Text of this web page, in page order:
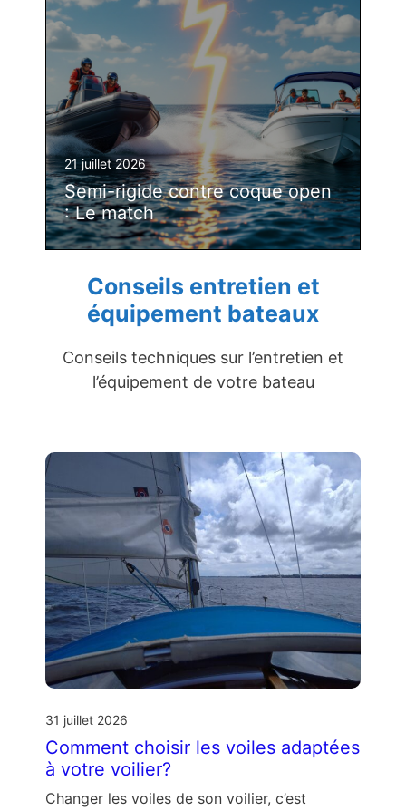
21 juillet 2026
Semi-rigide contre coque open
: Le match
Conseils entretien et
équipement bateaux
Conseils techniques sur l’entretien et
l’équipement de votre bateau
31 juillet 2026
Comment choisir les voiles adaptées
à votre voilier?
Changer les voiles de son voilier, c’est